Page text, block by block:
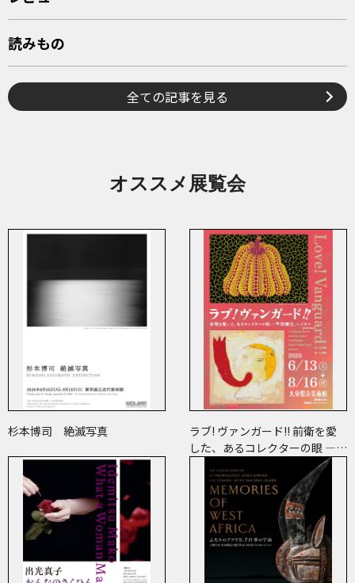
読みもの
全ての記事を見る
オススメ展覧会
杉本博司 絶滅写真
ラブ! ヴァンガード!! 前衛を愛
した、あるコレクターの眼 ―草
間彌生、ヘイター and more